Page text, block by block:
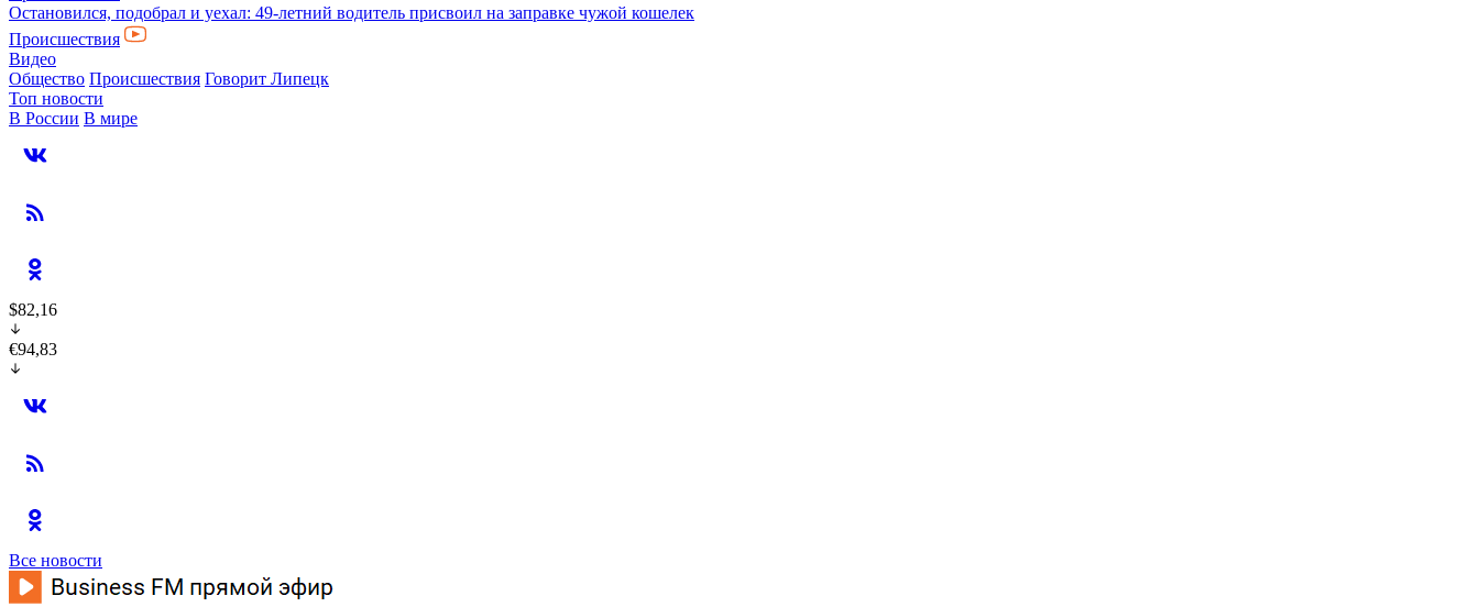
Остановился, подобрал и уехал: 49-летний водитель присвоил на заправке чужой кошелек
Происшествия
Видео
Общество Происшествия Говорит Липецк
Топ новости
В России В мире
$82,16
€94,83
Все новости